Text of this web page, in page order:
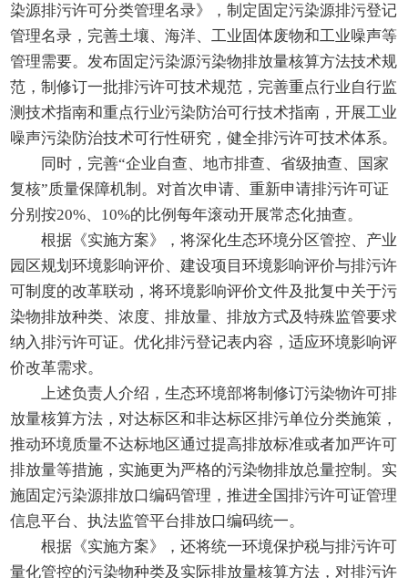
染源排污许可分类管理名录》，制定固定污染源排污登记
管理名录，完善土壤、海洋、工业固体废物和工业噪声等
管理需要。发布固定污染源污染物排放量核算方法技术规
范，制修订一批排污许可技术规范，完善重点行业自行监
测技术指南和重点行业污染防治可行技术指南，开展工业
噪声污染防治技术可行性研究，健全排污许可技术体系。
同时，完善“企业自查、地市排查、省级抽查、国家
复核”质量保障机制。对首次申请、重新申请排污许可证
分别按20%、10%的比例每年滚动开展常态化抽查。
根据《实施方案》，将深化生态环境分区管控、产业
园区规划环境影响评价、建设项目环境影响评价与排污许
可制度的改革联动，将环境影响评价文件及批复中关于污
染物排放种类、浓度、排放量、排放方式及特殊监管要求
纳入排污许可证。优化排污登记表内容，适应环境影响评
价改革需求。
上述负责人介绍，生态环境部将制修订污染物许可排
放量核算方法，对达标区和非达标区排污单位分类施策，
推动环境质量不达标地区通过提高排放标准或者加严许可
排放量等措施，实施更为严格的污染物排放总量控制。实
施固定污染源排放口编码管理，推进全国排污许可证管理
信息平台、执法监管平台排放口编码统一。
根据《实施方案》，还将统一环境保护税与排污许可
量化管控的污染物种类及实际排放量核算方法，对排污许